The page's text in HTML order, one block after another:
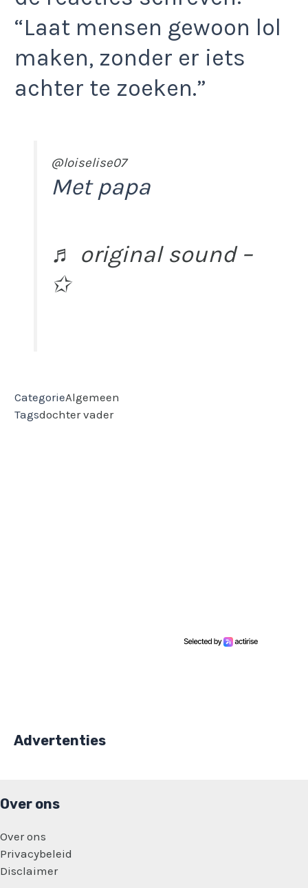
“Laat mensen gewoon lol
maken, zonder er iets
achter te zoeken.”
@loiselise07
Met papa
♬ original sound –
✩
CategorieAlgemeen
Tagsdochter vader
Advertenties
Over ons
Over ons
Privacybeleid
Disclaimer